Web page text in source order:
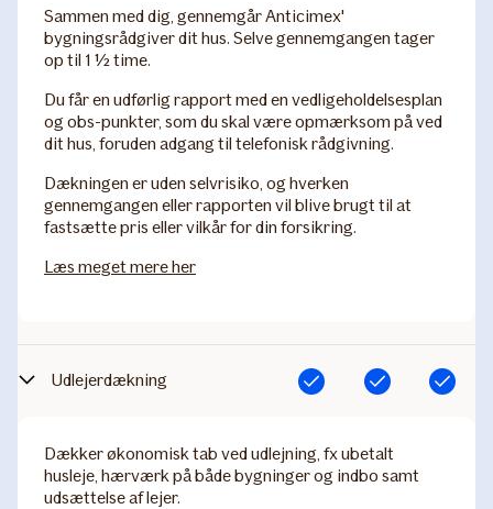
Sammen med dig, gennemgår Anticimex'
bygningsrådgiver dit hus. Selve gennemgangen tager
op til 1 ½ time.
Du får en udførlig rapport med en vedligeholdelsesplan
og obs-punkter, som du skal være opmærksom på ved
dit hus, foruden adgang til telefonisk rådgivning.
Dækningen er uden selvrisiko, og hverken
gennemgangen eller rapporten vil blive brugt til at
fastsætte pris eller vilkår for din forsikring.
Læs meget mere her
Udlejerdækning Inkluderet Inkluderet Inkluderet
Dækker økonomisk tab ved udlejning, fx ubetalt
husleje, hærværk på både bygninger og indbo samt
udsættelse af lejer.